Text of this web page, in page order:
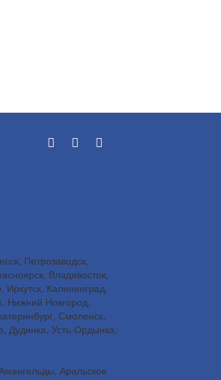
Петрозаводск,
Владивосток,
Калининград,
Нижний Новгород,
Смоленск,
Дудинка, Усть-Ордынка,
Аральское